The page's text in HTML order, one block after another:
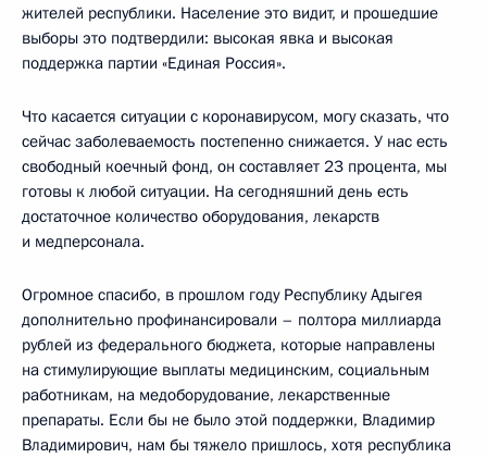
жителей республики. Население это видит, и прошедшие
выборы это подтвердили: высокая явка и высокая
поддержка партии «Единая Россия».
Что касается ситуации с коронавирусом, могу сказать, что
сейчас заболеваемость постепенно снижается. У нас есть
свободный коечный фонд, он составляет 23 процента, мы
готовы к любой ситуации. На сегодняшний день есть
достаточное количество оборудования, лекарств
и медперсонала.
Огромное спасибо, в прошлом году Республику Адыгея
дополнительно профинансировали – полтора миллиарда
рублей из федерального бюджета, которые направлены
на стимулирующие выплаты медицинским, социальным
работникам, на медоборудование, лекарственные
препараты. Если бы не было этой поддержки, Владимир
Владимирович, нам бы тяжело пришлось, хотя республика